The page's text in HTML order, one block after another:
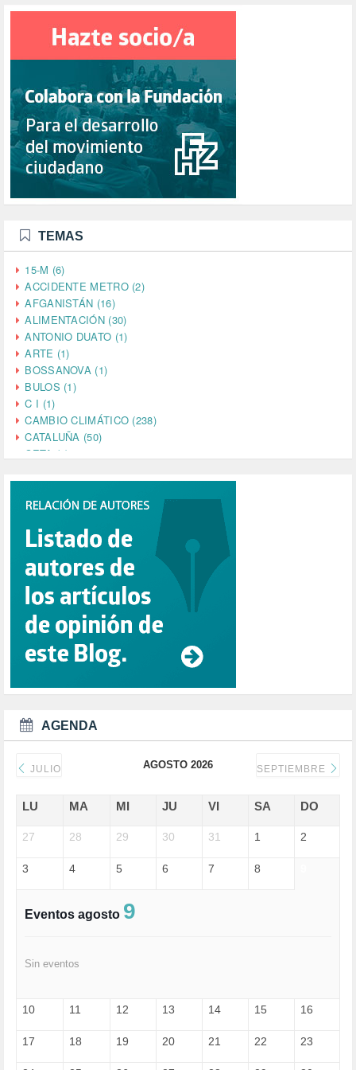
TEMAS
15-M (6)
ACCIDENTE METRO (2)
AFGANISTÁN (16)
ALIMENTACIÓN (30)
ANTONIO DUATO (1)
ARTE (1)
BOSSANOVA (1)
BULOS (1)
C I (1)
CAMBIO CLIMÁTICO (238)
CATALUÑA (50)
CETA (2)
CINE (35)
COMPROMISO (2)
CONFERENCIA (1)
CONSUMO (1)
CORONAVIRUS (155)
CORRUPCIÓN (215)
CULTURA (704)
DANA (78)
DD.HH. (1)
DEMOCRACIA (1)
DEMOCRAIA (1)
DEPORTES (2)
DERECHOS SOCIALES (740)
DONALD TRUMP (82)
EDGAR MORIN (1)
EMIGRACIÓN (4)
ESPECULACIÓN (2)
FELICIDAD (1)
FRANCISCO (5)
GUERRA (133)
HUMOR (1)
AGENDA
JULIO AGOSTO 2026 SEPTIEMBRE
LU MA MI JU VI SA DO
27 28 29 30 31 1 2
3 4 5 6 7 8
Eventos agosto 9
Sin eventos
10 11 12 13 14 15 16
17 18 19 20 21 22 23